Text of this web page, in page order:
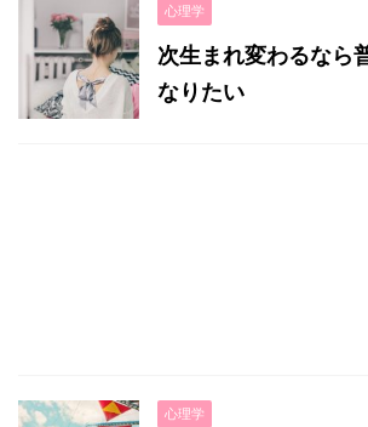
心理学
次生まれ変わるなら
なりたい
心理学